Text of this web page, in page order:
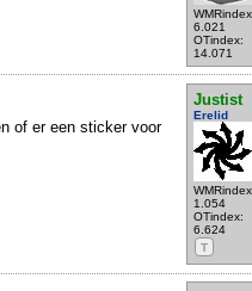
6.021
OTindex:
14.071
Justist
Erelid
1.054
OTindex:
6.624
T
of er een sticker voor